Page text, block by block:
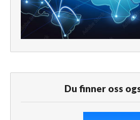
Du finner oss